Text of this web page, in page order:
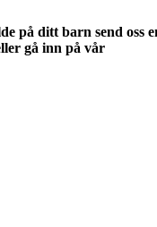
på ditt barn send oss
gå inn på vår